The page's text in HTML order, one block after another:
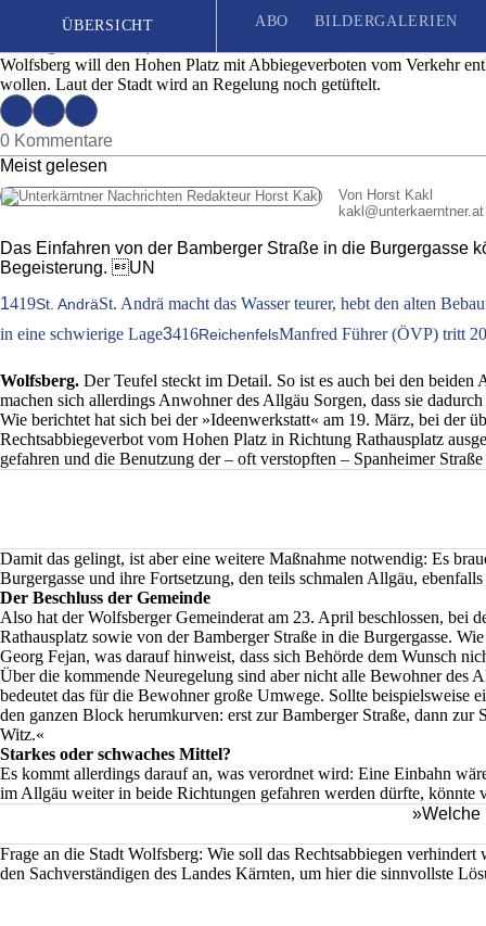
ÜBERSICHT ABO BILDERGALERIEN
Seit 1887| Das unabhängige Wochenblatt für Unterkärnten
Ende der Abkürzung über den Hohen Platz:
Ausgabe 19 | Mittwoch, 13. Mai 2026
Wolfsberg will den Hohen Platz mit Abbiegeverboten vom Verkehr
wollen. Laut der Stadt wird an Regelung noch getüftelt.
0 Kommentare
Meist gelesen
Von Horst Kakl
kakl @unterkaerntner.at
Das Einfahren von der Bamberger Straße in die Burgergasse
Begeisterung. UN
1419St. AndräSt. Andrä macht das Wasser teurer, hebt den alten
in eine schwierige Lage3416ReichenfelsManfred Führer (ÖVP) tritt
Wolfsberg. Der Teufel steckt im Detail. So ist es auch bei den
machen sich allerdings Anwohner des Allgäu Sorgen, dass sie
Wie berichtet hat sich bei der »Ideenwerkstatt« am 19. März, bei der
Rechtsabbiegeverbot vom Hohen Platz in Richtung Rathausplatz
gefahren und die Benutzung der – oft verstopften – Spanheimer
Damit das gelingt, ist aber eine weitere Maßnahme notwendig: Es
Burgergasse und ihre Fortsetzung, den teils schmalen Allgäu,
Der Beschluss der Gemeinde
Also hat der Wolfsberger Gemeinderat am 23. April beschlossen, bei
Rathausplatz sowie von der Bamberger Straße in die Burgergasse.
Georg Fejan, was darauf hinweist, dass sich Behörde dem Wunsch
Über die kommende Neuregelung sind aber nicht alle Bewohner des
bedeutet das für die Bewohner große Umwege. Sollte beispielsweise
den ganzen Block herumkurven: erst zur Bamberger Straße, dann
Witz.«
Starkes oder schwaches Mittel?
Es kommt allerdings darauf an, was verordnet wird: Eine Einbahn
im Allgäu weiter in beide Richtungen gefahren werden dürfte, könnte
»Welche
Frage an die Stadt Wolfsberg: Wie soll das Rechtsabbiegen
den Sachverständigen des Landes Kärnten, um hier die sinnvollste